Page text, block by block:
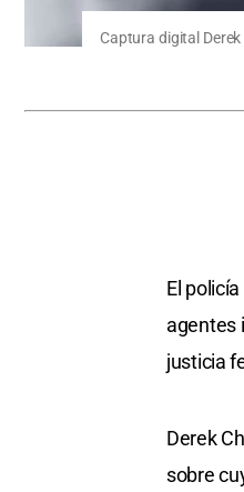
Captura digital
El
agentes
justicia
Derek
sobre